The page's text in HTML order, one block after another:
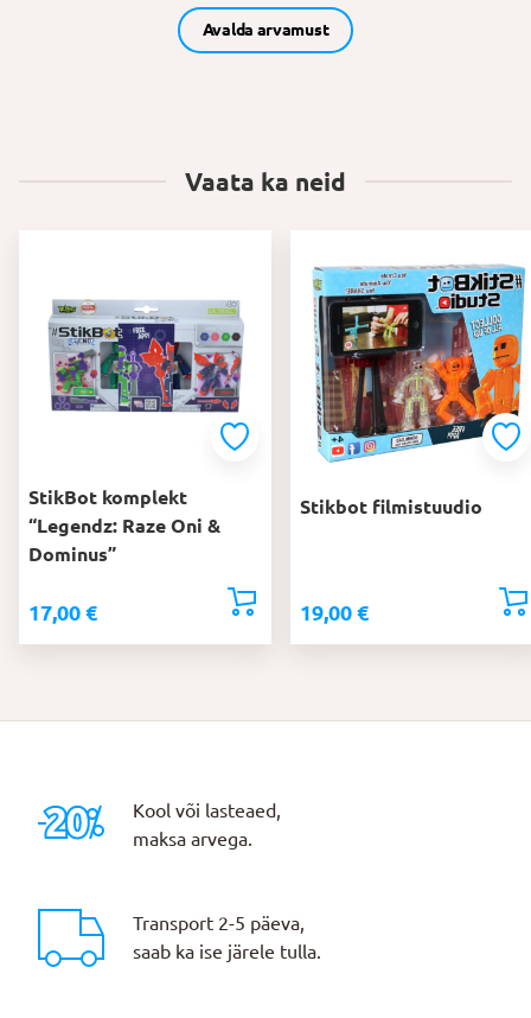
Avalda arvamust
Vaata ka neid
StikBot komplekt
“Legendz: Raze Oni &
Dominus”
17,00 €
Stikbot filmistuudio
19,00 €
Kool või lasteaed,
maksa arvega.
Transport 2-5 päeva,
saab ka ise järele tulla.